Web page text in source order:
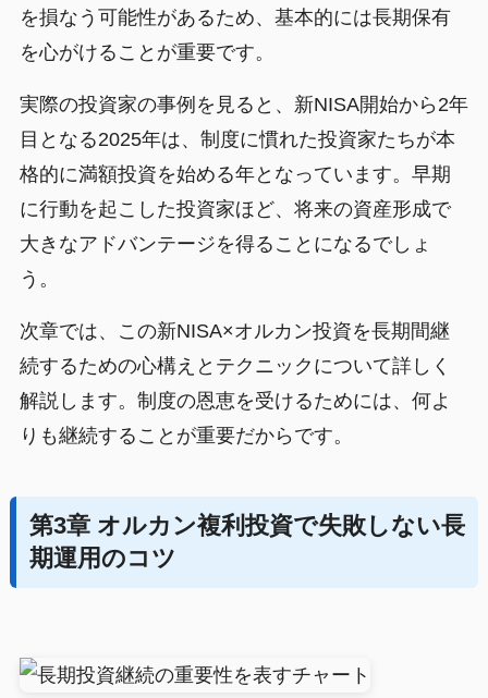
を損なう可能性があるため、基本的には長期保有
を心がけることが重要です。
実際の投資家の事例を見ると、新NISA開始から2年
目となる2025年は、制度に慣れた投資家たちが本
格的に満額投資を始める年となっています。早期
に行動を起こした投資家ほど、将来の資産形成で
大きなアドバンテージを得ることになるでしょ
う。
次章では、この新NISA×オルカン投資を長期間継
続するための心構えとテクニックについて詳しく
解説します。制度の恩恵を受けるためには、何よ
りも継続することが重要だからです。
第3章 オルカン複利投資で失敗しない長
期運用のコツ